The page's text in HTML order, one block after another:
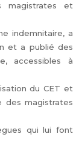
magistrates et
indemnitaire, a
et a publié des
accessibles à
du CET et
des magistrates
qui lui font